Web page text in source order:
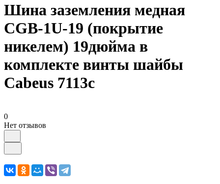
Шина заземления медная
CGB-1U-19 (покрытие
никелем) 19дюйма в
комплекте винты шайбы
Cabeus 7113c
0
Нет отзывов